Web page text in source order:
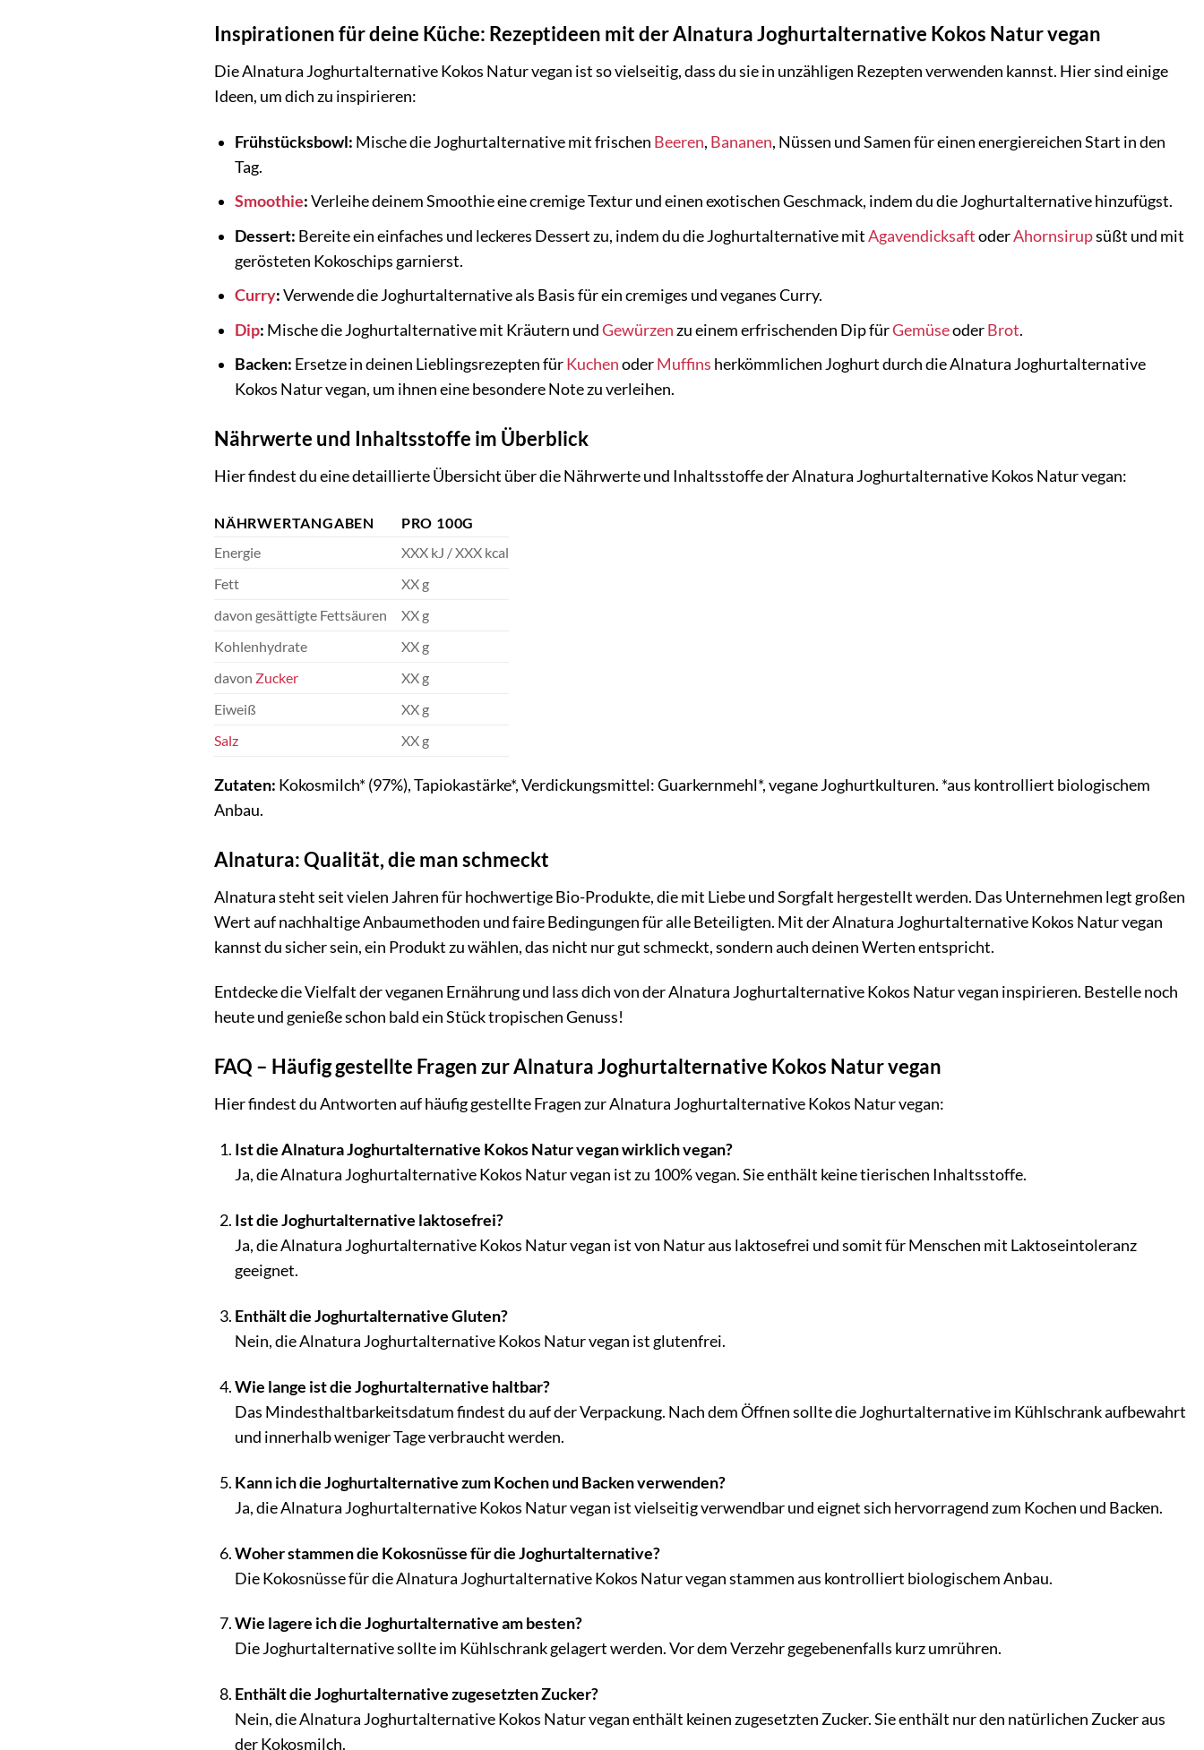
Inspirationen für deine Küche: Rezeptideen mit der Alnatura Joghurtalternative Kokos Natur vegan
Die Alnatura Joghurtalternative Kokos Natur vegan ist so vielseitig, dass du sie in unzähligen Rezepten verwenden kannst. Hier sind einige
Ideen, um dich zu inspirieren:
Frühstücksbowl: Mische die Joghurtalternative mit frischen Beeren, Bananen, Nüssen und Samen für einen energiereichen Start in den
Tag.
Smoothie:Verleihe deinem Smoothie eine cremige Textur und einen exotischen Geschmack, indem du die Joghurtalternative hinzufügst.
Dessert: Bereite ein einfaches und leckeres Dessert zu, indem du die Joghurtalternative mitAgavendicksaftoderAhornsirupsüßt und mit
gerösteten Kokoschips garnierst.
Curry:Verwende die Joghurtalternative als Basis für ein cremiges und veganes Curry.
Dip: Mische die Joghurtalternative mit Kräutern undGewürzenzu einem erfrischenden Dip fürGemüseoderBrot.
Backen: Ersetze in deinen Lieblingsrezepten fürKuchenoderMuffins herkömmlichen Joghurt durch die Alnatura Joghurtalternative
Kokos Natur vegan, um ihnen eine besondere Note zu verleihen.
Nährwerte und Inhaltsstoffe im Überblick
Hier findest du eine detaillierte Übersicht über die Nährwerte und Inhaltsstoffe der Alnatura Joghurtalternative Kokos Natur vegan:
NÄHRWERTANGABEN
PRO 100G
Energie
XXX kJ / XXX kcal
Fett
XX g
davon gesättigte Fettsäuren
XX g
Kohlenhydrate
XX g
davon Zucker
XX g
Eiweiß
XX g
Salz
XX g
Zutaten: Kokosmilch* (97%), Tapiokastärke*, Verdickungsmittel: Guarkernmehl*, vegane Joghurtkulturen. *aus kontrolliert biologischem
Anbau.
Alnatura: Qualität, die man schmeckt
Alnatura steht seit vielen Jahren für hochwertige Bio-Produkte, die mit Liebe und Sorgfalt hergestellt werden. Das Unternehmen legt großen
Wert auf nachhaltige Anbaumethoden und faire Bedingungen für alle Beteiligten. Mit der Alnatura Joghurtalternative Kokos Natur vegan
kannst du sicher sein, ein Produkt zu wählen, das nicht nur gut schmeckt, sondern auch deinen Werten entspricht.
Entdecke die Vielfalt der veganen Ernährung und lass dich von der Alnatura Joghurtalternative Kokos Natur vegan inspirieren. Bestelle noch
heute und genieße schon bald ein Stück tropischen Genuss!
FAQ – Häufig gestellte Fragen zur Alnatura Joghurtalternative Kokos Natur vegan
Hier findest du Antworten auf häufig gestellte Fragen zur Alnatura Joghurtalternative Kokos Natur vegan:
Ist die Alnatura Joghurtalternative Kokos Natur vegan wirklich vegan?
Ja, die Alnatura Joghurtalternative Kokos Natur vegan ist zu 100% vegan. Sie enthält keine tierischen Inhaltsstoffe.
Ist die Joghurtalternative laktosefrei?
Ja, die Alnatura Joghurtalternative Kokos Natur vegan ist von Natur aus laktosefrei und somit für Menschen mit Laktoseintoleranz
geeignet.
Enthält die Joghurtalternative Gluten?
Nein, die Alnatura Joghurtalternative Kokos Natur vegan ist glutenfrei.
Wie lange ist die Joghurtalternative haltbar?
Das Mindesthaltbarkeitsdatum findest du auf der Verpackung. Nach dem Öffnen sollte die Joghurtalternative im Kühlschrank aufbewahrt
und innerhalb weniger Tage verbraucht werden.
Kann ich die Joghurtalternative zum Kochen und Backen verwenden?
Ja, die Alnatura Joghurtalternative Kokos Natur vegan ist vielseitig verwendbar und eignet sich hervorragend zum Kochen und Backen.
Woher stammen die Kokosnüsse für die Joghurtalternative?
Die Kokosnüsse für die Alnatura Joghurtalternative Kokos Natur vegan stammen aus kontrolliert biologischem Anbau.
Wie lagere ich die Joghurtalternative am besten?
Die Joghurtalternative sollte im Kühlschrank gelagert werden. Vor dem Verzehr gegebenenfalls kurz umrühren.
Enthält die Joghurtalternative zugesetzten Zucker?
Nein, die Alnatura Joghurtalternative Kokos Natur vegan enthält keinen zugesetzten Zucker. Sie enthält nur den natürlichen Zucker aus
der Kokosmilch.